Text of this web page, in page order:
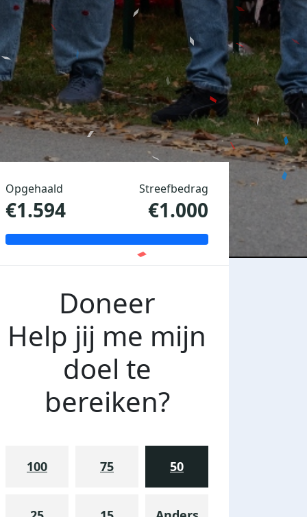
Opgehaald
€1.594
Streefbedrag
€1.000
Doneer
Help jij me mijn
doel te
bereiken?
100 75 50